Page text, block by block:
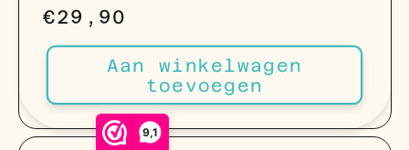
9,1
Normale
prijs
€29,90
Aan winkelwagen
toevoegen